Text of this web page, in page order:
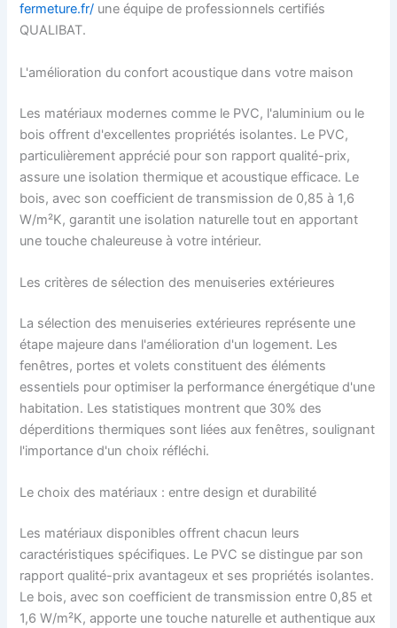
fermeture.fr/ une équipe de professionnels certifiés
QUALIBAT.
L'amélioration du confort acoustique dans votre maison
Les matériaux modernes comme le PVC, l'aluminium ou le
bois offrent d'excellentes propriétés isolantes. Le PVC,
particulièrement apprécié pour son rapport qualité-prix,
assure une isolation thermique et acoustique efficace. Le
bois, avec son coefficient de transmission de 0,85 à 1,6
W/m²K, garantit une isolation naturelle tout en apportant
une touche chaleureuse à votre intérieur.
Les critères de sélection des menuiseries extérieures
La sélection des menuiseries extérieures représente une
étape majeure dans l'amélioration d'un logement. Les
fenêtres, portes et volets constituent des éléments
essentiels pour optimiser la performance énergétique d'une
habitation. Les statistiques montrent que 30% des
déperditions thermiques sont liées aux fenêtres, soulignant
l'importance d'un choix réfléchi.
Le choix des matériaux : entre design et durabilité
Les matériaux disponibles offrent chacun leurs
caractéristiques spécifiques. Le PVC se distingue par son
rapport qualité-prix avantageux et ses propriétés isolantes.
Le bois, avec son coefficient de transmission entre 0,85 et
1,6 W/m²K, apporte une touche naturelle et authentique aux